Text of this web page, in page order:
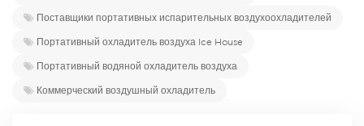
Поставщики портативных испарительных воздухоохладителей
Портативный охладитель воздуха Ice House
Портативный водяной охладитель воздуха
Коммерческий воздушный охладитель